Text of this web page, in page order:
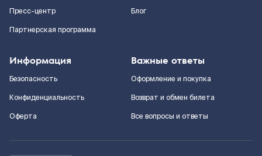
Пресс-центр
Партнерская программа
Блог
Информация
Безопасность
Конфиденциальность
Оферта
Важные ответы
Оформление и покупка
Возврат и обмен билета
Все вопросы и ответы